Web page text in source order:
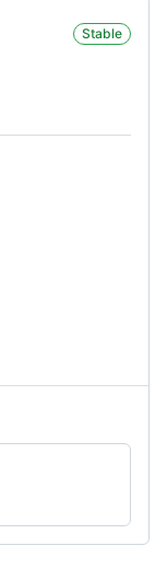
Stable